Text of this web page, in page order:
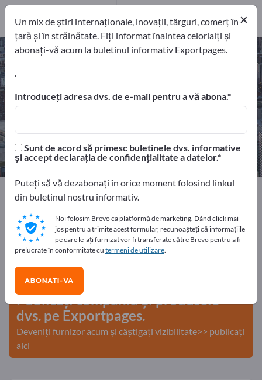
CNC Piese frezate – găsiți
producători și furnizori
exportatori Producători
2 1
Distribuitori2
furnizori de servicii1
Home Servicii Fabricaţie CNC CNC Piese frezate
Faceți publicitate gratuit pe
Exportpages!
Nevoile – Ofertele – Bunuri second-hand – Contacte
comerciale >> începeți aici
Publicați compania și produsele
dvs. pe Exportpages.
Deveniți furnizor acum și câștigați vizibilitate>> publicați
aici
×
Un mix de știri internaționale, inovații, târguri, comerț în
țară și în străinătate. Fiți informat înaintea celorlalți și
abonați-vă acum la buletinul informativ Exportpages.
.
Introduceți adresa dvs. de e-mail pentru a vă abona.
Sunt de acord să primesc buletinele dvs. informative
și accept declarația de confidențialitate a datelor.
Puteți să vă dezabonați în orice moment folosind linkul
din buletinul nostru informativ.
Noi folosim Brevo ca platformă de marketing. Dând click mai
jos pentru a trimite acest formular, recunoașteți că informațiile
pe care le-ați furnizat vor fi transferate către Brevo pentru a fi
prelucrate în conformitate cu termeni de utilizare.
ABONATI-VA